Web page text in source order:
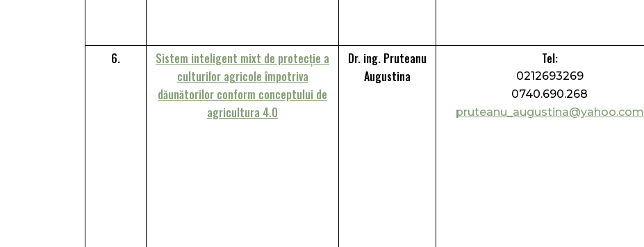
6.
Sistem inteligent mixt de protecție a
culturilor agricole împotriva
dăunătorilor conform conceptului de
agricultura 4.0
Dr. ing. Pruteanu
Augustina
Tel:
0212693269
0740.690.268
pruteanu_augustina@yahoo.com